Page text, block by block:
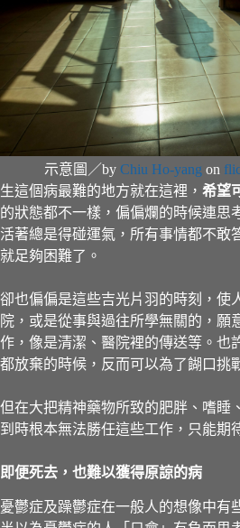
示意圖／by Chiu Ho-yang on
生這個病最難的地方就在這裡， 希望
的狀態都不一樣，偏偏爛的時候連思
活著總是得碰運氣，所有事情都不敢
就足夠困難了。
卻也偏偏是這些吉光片羽的時刻，使
院，或是從事與過往所學無關的，願
作，像是清潔、醫院裡的傳送等。也
都放棄的時候，反而可以為了餬口挑
但在大把精神藥物所致的肥胖、嗜睡
到時根本無法勝任這些工作，只能期
即便死去，也難以獲得原諒的病
憂鬱症及躁鬱症在一般人的想像中有